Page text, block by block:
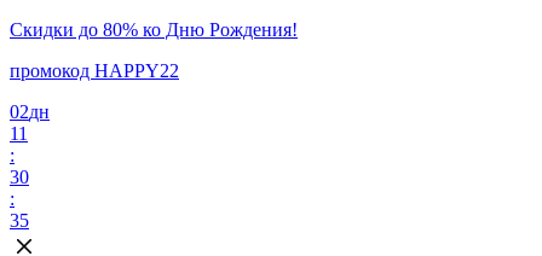
Скидки до 80% ко Дню Рождения!
промокод HAPPY22
02дн
11
:
30
:
35